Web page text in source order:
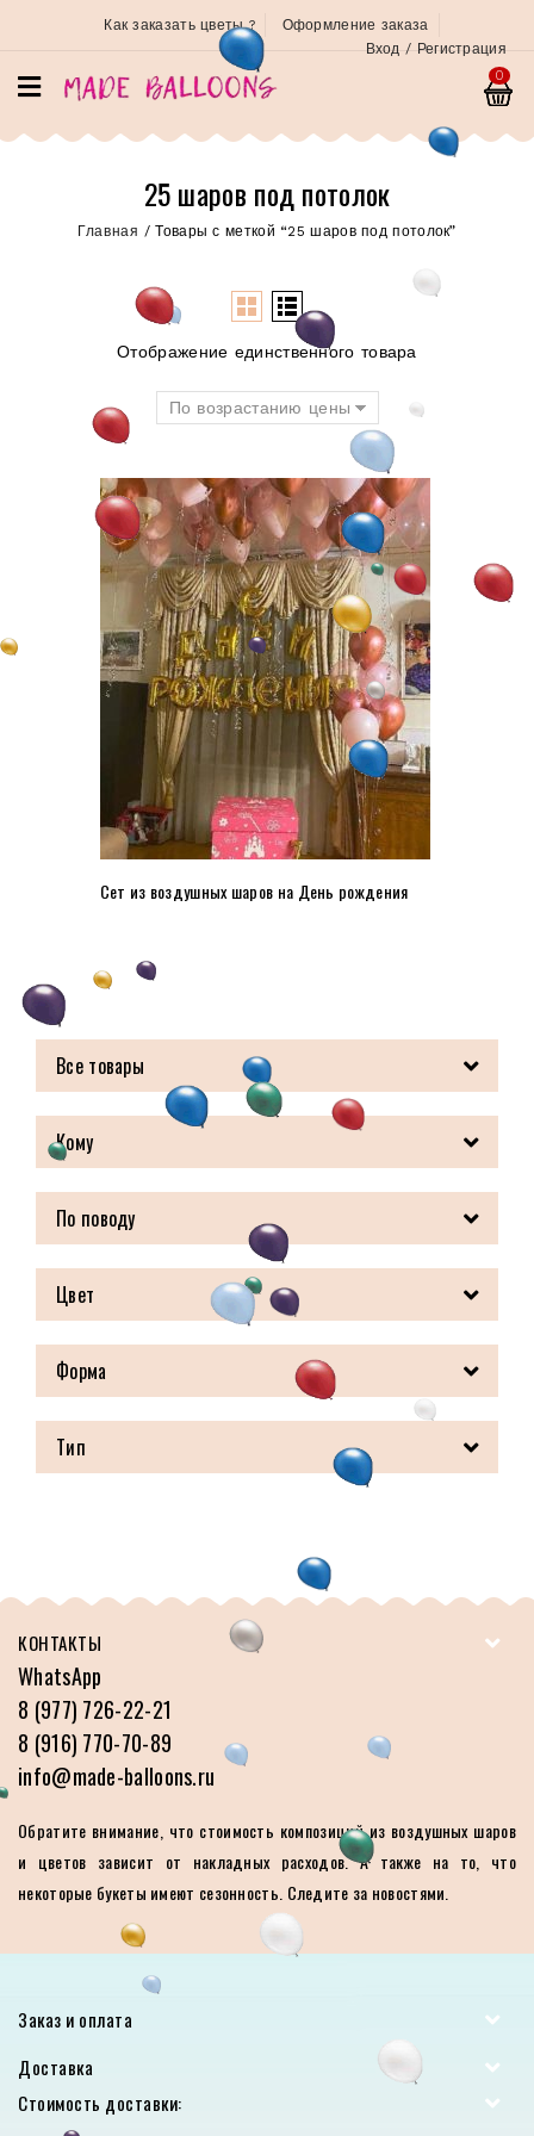
Как заказать цветы ?
Оформление заказа
Вход / Регистрация
0
25 шаров под потолок
Главная /Товары с меткой “25 шаров под потолок”
Отображение единственного товара
По возрастанию цены
Сет из воздушных шаров на День рождения
Все товары
Кому
По поводу
Цвет
Форма
Тип
КОНТАКТЫ
WhatsApp
8 (977) 726-22-21
8 (916) 770-70-89
info@made-balloons.ru
Обратите внимание, что стоимость композиций из воздушных шаров
и цветов зависит от накладных расходов. А также на то, что
некоторые букеты имеют сезонность. Следите за новостями.
Заказ и оплата
Доставка
Стоимость доставки: